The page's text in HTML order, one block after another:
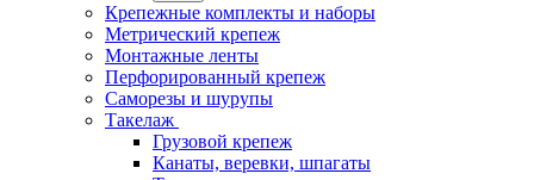
Крепежные комплекты и наборы
Метрический крепеж
Монтажные ленты
Перфорированный крепеж
Саморезы и шурупы
Такелаж
Грузовой крепеж
Канаты, веревки, шпагаты